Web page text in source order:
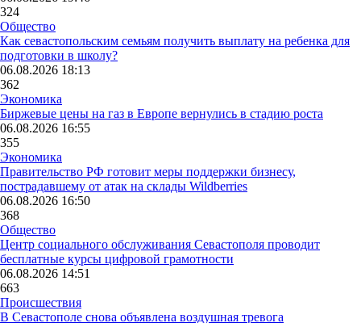
324
Общество
Как севастопольским семьям получить выплату на ребенка для
подготовки в школу?
06.08.2026 18:13
362
Экономика
Биржевые цены на газ в Европе вернулись в стадию роста
06.08.2026 16:55
355
Экономика
Правительство РФ готовит меры поддержки бизнесу,
пострадавшему от атак на склады Wildberries
06.08.2026 16:50
368
Общество
Центр социального обслуживания Севастополя проводит
бесплатные курсы цифровой грамотности
06.08.2026 14:51
663
Происшествия
В Севастополе снова объявлена воздушная тревога